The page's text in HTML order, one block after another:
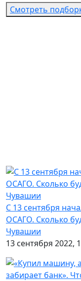
Смотреть
С 13 сентября
ОСАГО. Сколько
Чувашии
13 сентября 2022,